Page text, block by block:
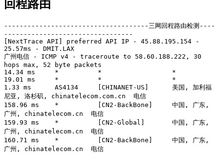
回程路由
-------------------------------------三网回程路由检测----
---------------------------------
[NextTrace API] preferred API IP - 45.88.195.154 -
25.57ms - DMIT.LAX
广州电信 - ICMP v4 - traceroute to 58.60.188.222, 30
hops max, 52 byte packets
14.34 ms     *          *                  *
19.01 ms     *          *                  *
1.33 ms      AS4134     [CHINANET-US]      美国, 加利福
尼亚, 洛杉矶, chinatelecom.com.cn  电信
158.96 ms    *          [CN2-BackBone]     中国, 广东,
广州, chinatelecom.cn  电信
159.93 ms    *          [CN2-Global]       中国, 广东,
广州, chinatelecom.cn  电信
160.71 ms    *          [CN2-BackBone]     中国, 广东,
广州, chinatelecom.cn  电信